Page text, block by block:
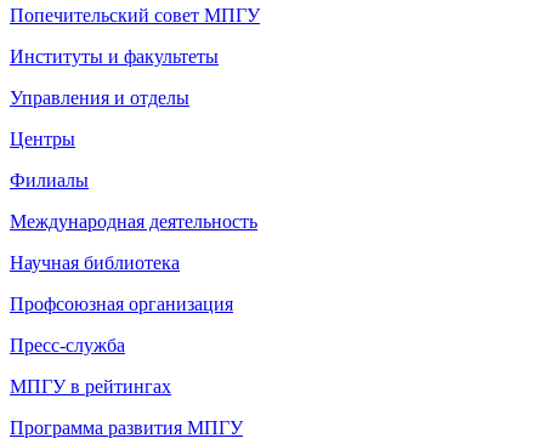
Попечительский совет МПГУ
Институты и факультеты
Управления и отделы
Центры
Филиалы
Международная деятельность
Научная библиотека
Профсоюзная организация
Пресс-служба
МПГУ в рейтингах
Программа развития МПГУ